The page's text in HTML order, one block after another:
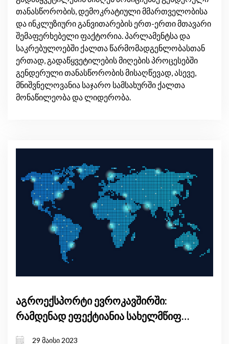
თანასწორობის, დემოკრატიული მმართველობისა
და ინკლუზიური განვითარების ერთ-ერთი მთავარი
შემაფერხებელი ფაქტორია. პარლამენტსა და
საკრებულოებში ქალთა წარმომადგენლობასთან
ერთად, გადაწყვეტილების მიღების პროცესებში
გენდერული თანასწორობის მისაღწევად, ასევე,
მნიშვნელოვანია საჯარო სამსახურში ქალთა
მონაწილეობა და ლიდერობა.
აგროექსპორტი ევროკავშირში:
რამდენად ეფექტიანია სახელმწიფო
29 მაისი 2023